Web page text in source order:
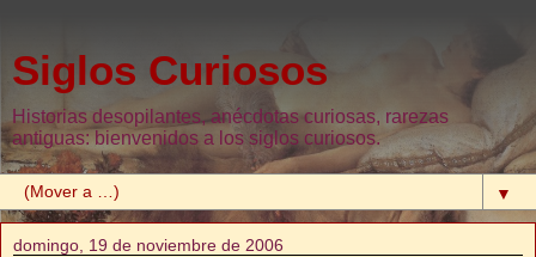
Siglos Curiosos
Historias desopilantes, anécdotas curiosas, rarezas
antiguas: bienvenidos a los siglos curiosos.
▼
domingo, 19 de noviembre de 2006